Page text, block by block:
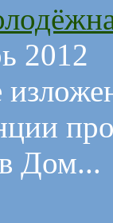
2012
Дом...